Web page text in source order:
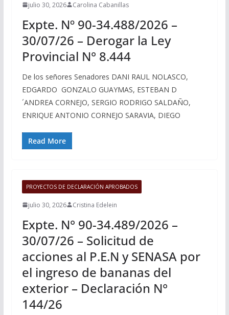
julio 30, 2026 Carolina Cabanillas
Expte. Nº 90-34.488/2026 –
30/07/26 – Derogar la Ley
Provincial N° 8.444
De los señores Senadores DANI RAUL NOLASCO,
EDGARDO GONZALO GUAYMAS, ESTEBAN D
´ANDREA CORNEJO, SERGIO RODRIGO SALDAÑO,
ENRIQUE ANTONIO CORNEJO SARAVIA, DIEGO
Read More
PROYECTOS DE DECLARACIÓN APROBADOS
julio 30, 2026 Cristina Edelein
Expte. N° 90-34.489/2026 –
30/07/26 – Solicitud de
acciones al P.E.N y SENASA por
el ingreso de bananas del
exterior – Declaración N°
144/26